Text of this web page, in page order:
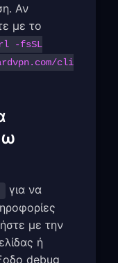
Αν
με το
-fsSL
cli
για να
με την
ή
debug